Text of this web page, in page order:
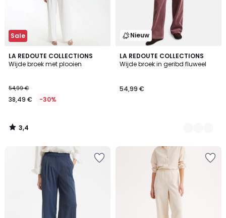
Sale
LA REDOUTE COLLECTIONS
Wijde broek met plooien
54,99 €
38,49 € -30%
3,4
/ 5
3,4
/
Nieuw
LA REDOUTE COLLECTIONS
Wijde broek in geribd fluweel
54,99 €
3
Kleuren